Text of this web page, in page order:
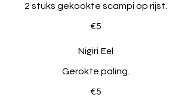
2 stuks gekookte scampi op rijst.
€5
Nigiri Eel
Gerokte paling.
€5